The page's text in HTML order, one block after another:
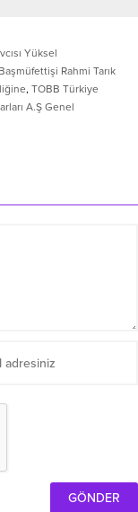
Yüksel
Rahmi Tarık
, TOBB Türkiye
A.Ş Genel